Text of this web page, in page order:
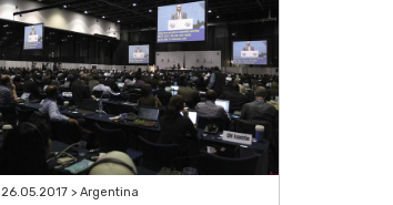
26.05.2017 > Argentina